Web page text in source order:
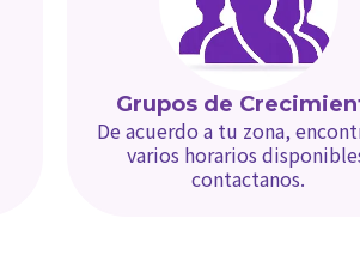
Grupos de
De acuerdo a tu zona,
varios horarios
contactanos.